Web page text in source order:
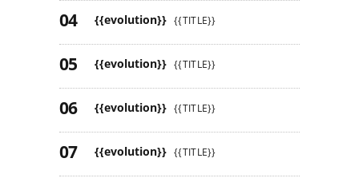
{{evolution}} {{TITLE}}
{{evolution}} {{TITLE}}
{{evolution}} {{TITLE}}
{{evolution}} {{TITLE}}